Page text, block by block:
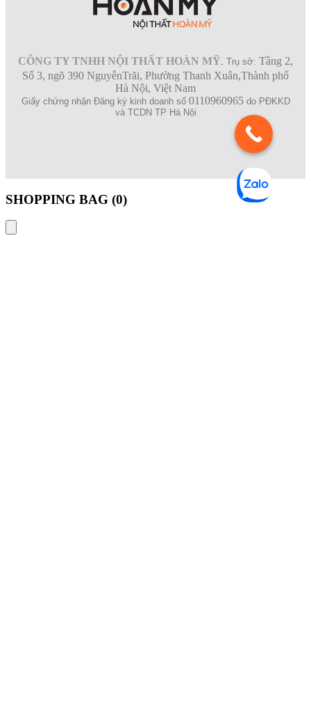
CÔNG TY TNHH NỘI THẤT HOÀN MỸ Trụ sở: Tầng 2,
Số 3, ngõ 390 NguyễnTrãi, Phường Thanh Xuân,Thành phố
Hà Nội, Việt Nam
Giấy chứng nhận Đăng ký kinh doanh số 0110960965do PĐKKD
và TCDN TP Hà Nội
SHOPPING BAG (0)